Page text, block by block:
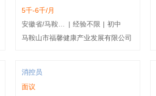
5千-6千/月
| 经验不限 | 初中
马鞍山市福馨健康产业发展有限公司
消控员
面议